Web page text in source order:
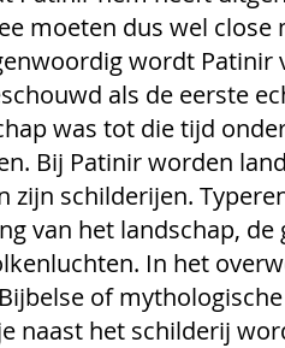
moeten dus wel close
wordt
als de eerste
was tot die tijd
Bij Patinir worden
schilderijen.
van het landschap,
In het
of
naast het schilderij